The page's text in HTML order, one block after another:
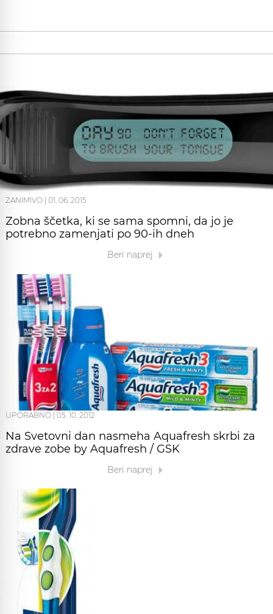
ZANIMIVO 01. 06. 2015
Zobna ščetka, ki se sama spomni, da jo je
potrebno zamenjati po 90-ih dneh
Beri naprej
UPORABNO | 05. 10. 2012
Na Svetovni dan nasmeha Aquafresh skrbi za
zdrave zobe by Aquafresh / GSK
Beri naprej